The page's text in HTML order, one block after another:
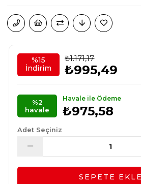
%15
İndirim
₺1.171,17
₺995,49
Havale ile Ödeme
₺975,58
%2
havale
Adet Seçiniz